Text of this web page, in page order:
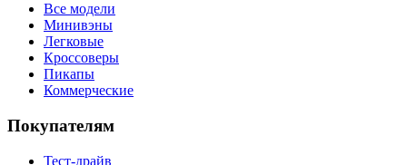
Все модели
Минивэны
Легковые
Кроссоверы
Пикапы
Коммерческие
Покупателям
Тест-драйв